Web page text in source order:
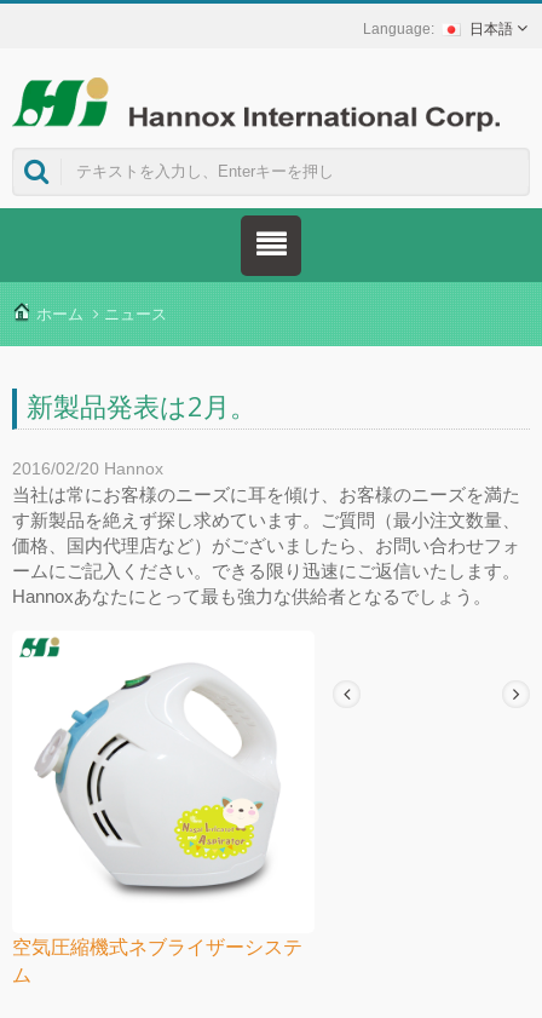
日本語
ホーム ニュース
新製品発表は2月。
2016/02/20 Hannox
当社は常にお客様のニーズに耳を傾け、お客様のニーズを満た
す新製品を絶えず探し求めています。ご質問（最小注文数量、
価格、国内代理店など）がございましたら、お問い合わせフォ
ームにご記入ください。できる限り迅速にご返信いたします。
Hannoxあなたにとって最も強力な供給者となるでしょう。
空気圧縮機式ネブライザーシステ
ム